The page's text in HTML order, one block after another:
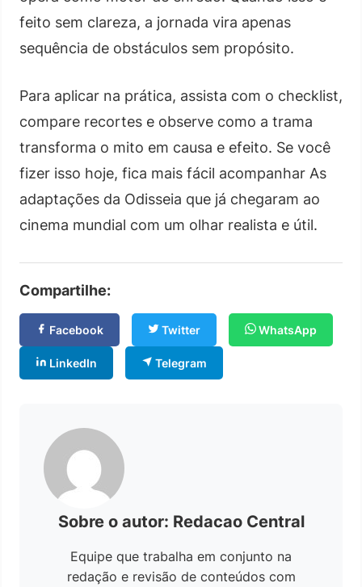
feito sem clareza, a jornada vira apenas
sequência de obstáculos sem propósito.
Para aplicar na prática, assista com o checklist,
compare recortes e observe como a trama
transforma o mito em causa e efeito. Se você
fizer isso hoje, fica mais fácil acompanhar As
adaptações da Odisseia que já chegaram ao
cinema mundial com um olhar realista e útil.
Compartilhe:
Facebook Twitter WhatsApp
LinkedIn Telegram
Sobre o autor: Redacao Central
Equipe que trabalha em conjunto na
redação e revisão de conteúdos com